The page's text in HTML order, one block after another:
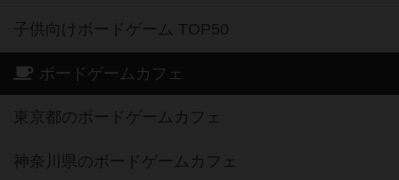
子供向けボードゲーム TOP50
ボードゲームカフェ
東京都のボードゲームカフェ
神奈川県のボードゲームカフェ